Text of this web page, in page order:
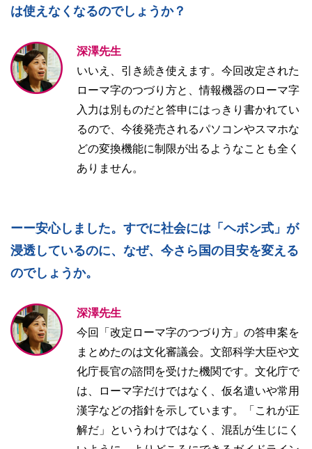
は使えなくなるのでしょうか？
深澤先生
いいえ、引き続き使えます。今回改定された
ローマ字のつづり方と、情報機器のローマ字
入力は別ものだと答申にはっきり書かれてい
るので、今後発売されるパソコンやスマホな
どの変換機能に制限が出るようなことも全く
ありません。
ーー安心しました。すでに社会には「ヘボン式」が
浸透しているのに、なぜ、今さら国の目安を変える
のでしょうか。
深澤先生
今回「改定ローマ字のつづり方」の答申案を
まとめたのは文化審議会。文部科学大臣や文
化庁長官の諮問を受けた機関です。文化庁で
は、ローマ字だけではなく、仮名遣いや常用
漢字などの指針を示しています。「これが正
解だ」というわけではなく、混乱が生じにく